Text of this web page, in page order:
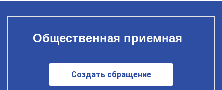
Общественная приемная
Создать обращение